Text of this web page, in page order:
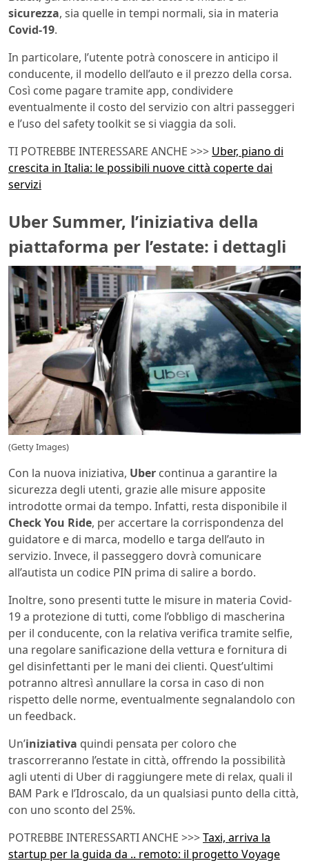
sicurezza, sia quelle in tempi normali, sia in materia
Covid-19.
In particolare, l’utente potrà conoscere in anticipo il
conducente, il modello dell’auto e il prezzo della corsa.
Così come pagare tramite app, condividere
eventualmente il costo del servizio con altri passeggeri
e l’uso del safety toolkit se si viaggia da soli.
TI POTREBBE INTERESSARE ANCHE >>> Uber, piano di
crescita in Italia: le possibili nuove città coperte dai
servizi
Uber Summer, l’iniziativa della
piattaforma per l’estate: i dettagli
(Getty Images)
Con la nuova iniziativa, Uber continua a garantire la
sicurezza degli utenti, grazie alle misure apposite
introdotte ormai da tempo. Infatti, resta disponibile il
Check You Ride, per accertare la corrispondenza del
guidatore e di marca, modello e targa dell’auto in
servizio. Invece, il passeggero dovrà comunicare
all’autista un codice PIN prima di salire a bordo.
Inoltre, sono presenti tutte le misure in materia Covid-
19 a protezione di tutti, come l’obbligo di mascherina
per il conducente, con la relativa verifica tramite selfie,
una regolare sanificazione della vettura e fornitura di
gel disinfettanti per le mani dei clienti. Quest’ultimi
potranno altresì annullare la corsa in caso di non
rispetto delle norme, eventualmente segnalandolo con
un feedback.
Un’iniziativa quindi pensata per coloro che
trascorreranno l’estate in città, offrendo la possibilità
agli utenti di Uber di raggiungere mete di relax, quali il
BAM Park e l’Idroscalo, da un qualsiasi punto della città,
con uno sconto del 25%.
POTREBBE INTERESSARTI ANCHE >>>Taxi, arriva la
startup per la guida da .. remoto: il progetto Voyage